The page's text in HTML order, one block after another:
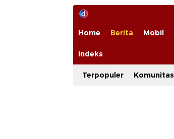
Home Berita Mobil
Indeks
Terpopuler Komunitas